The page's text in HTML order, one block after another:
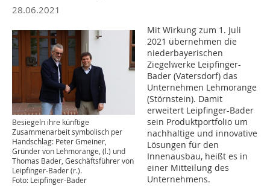
28.06.2021
Besiegeln ihre künftige
Zusammenarbeit symbolisch per
Handschlag: Peter Gmeiner,
Gründer von Lehmorange, (l.) und
Thomas Bader, Geschäftsführer von
Leipfinger-Bader (r.).
Foto: Leipfinger-Bader
Mit Wirkung zum 1. Juli
2021 übernehmen die
niederbayerischen
Ziegelwerke Leipfinger-
Bader (Vatersdorf) das
Unternehmen Lehmorange
(Störnstein). Damit
erweitert Leipfinger-Bader
sein Produktportfolio um
nachhaltige und innovative
Lösungen für den
Innenausbau, heißt es in
einer Mitteilung des
Unternehmens.